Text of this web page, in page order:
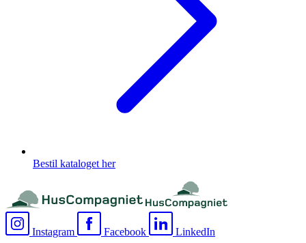
Bestil kataloget her
Instagram Facebook LinkedIn